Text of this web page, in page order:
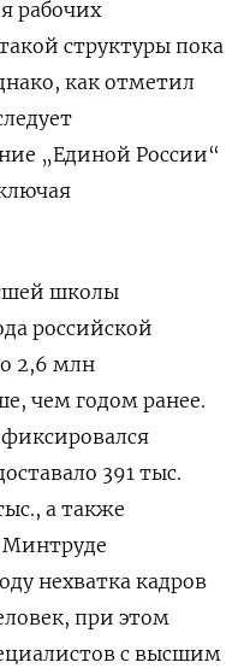
рабочих
структуры пока
как отметил
„Единой России“
школы
российской
2,6 млн
чем годом ранее.
391 тыс.
а также
Минтруде
нехватка кадров
при этом
с высшим